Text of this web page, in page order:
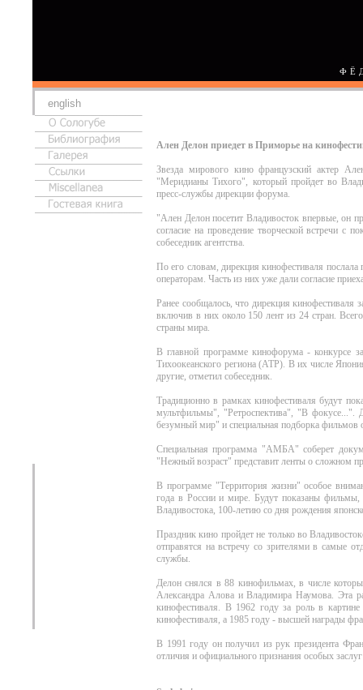
english
Ален Делон приедет в Приморье на
Звезда мирового кино французский актер
"Меридианы Тихого", который пройдет во
пресс-службы дирекции форума.
"Ален Делон посетит Владивосток впервые, он
согласие на проведение творческой встречи с
собеседник агентства.
По его словам, дирекция кинофестиваля
операторам. Часть из них уже дали согласие
Ранее сообщалось, что дирекция
включив в них около 150 лент из 24 стран.
страны мира.
В главной программе кинофорума - конкурсе
Тихоокеанского региона (АТР). В их числе
другие, отметил собеседник.
Традиционно в рамках кинофестиваля будут
мультфильмы", "Ретроспектива", "В фокусе...".
безумный мир" и специальная подборка
Специальная программа "АМБА" соберет
"Нежный возраст" представит ленты о сложном
В программе "Территория жизни" особое
года в России и мире. Будут показаны
Владивостока, 100-летию со дня рождения
Праздник кино пройдет не только во
отправятся на встречу со зрителями в самые
службы.
Делон снялся в 88 кинофильмах, в числе
Александра Алова и Владимира Наумова. Эта
кинофестиваля. В 1962 году за роль в
кинофестиваля, а 1985 году - высшей награды
В 1991 году он получил из рук президента
отличия и официального признания особых